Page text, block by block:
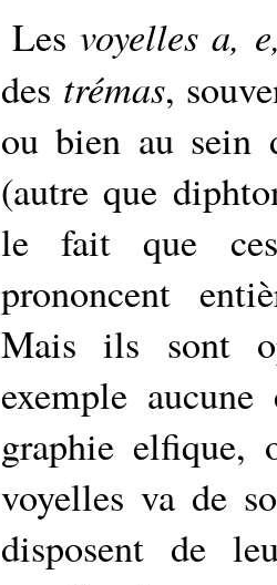
Lesvoyelles a,
des trémas,
ou bien au sein
(autre que
le fait que
prononcent
Mais ils sont
exemple aucune
graphie elfique,
voyelles va de
disposent de